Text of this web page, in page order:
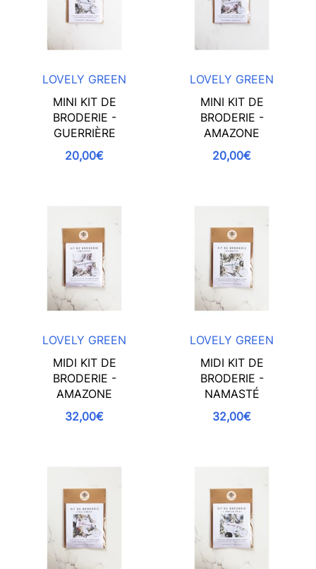
LOVELY GREEN
MINI KIT DE
BRODERIE -
GUERRIÈRE
20,00€
LOVELY GREEN
MINI KIT DE
BRODERIE -
AMAZONE
20,00€
LOVELY GREEN
MIDI KIT DE
BRODERIE -
AMAZONE
32,00€
LOVELY GREEN
MIDI KIT DE
BRODERIE -
NAMASTÉ
32,00€